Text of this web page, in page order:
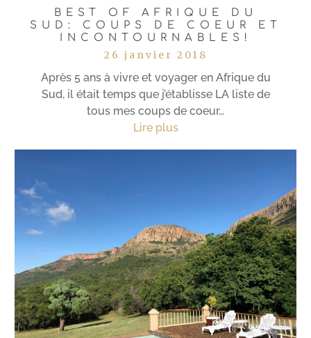
BEST OF AFRIQUE DU
SUD: COUPS DE COEUR ET
INCONTOURNABLES!
26 janvier 2018
Après 5 ans à vivre et voyager en Afrique du
Sud, il était temps que j’établisse LA liste de
tous mes coups de coeur…
Lire plus